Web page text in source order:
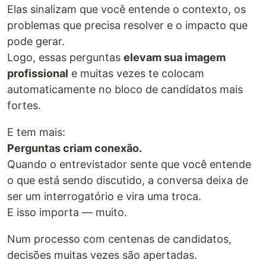
Elas sinalizam que você entende o contexto, os
problemas que precisa resolver e o impacto que
pode gerar.
Logo, essas perguntas elevam sua imagem
profissional e muitas vezes te colocam
automaticamente no bloco de candidatos mais
fortes.
E tem mais:
Perguntas criam conexão.
Quando o entrevistador sente que você entende
o que está sendo discutido, a conversa deixa de
ser um interrogatório e vira uma troca.
E isso importa — muito.
Num processo com centenas de candidatos,
decisões muitas vezes são apertadas.